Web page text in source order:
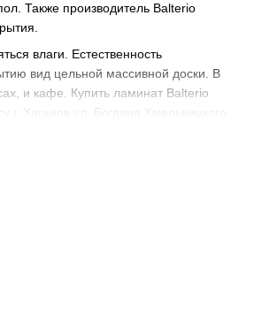
Также производитель Balterio
влаги. Естественность
вид цельной массивной доски. В
и кафе. Купить ламинат Balterio
Харьков ул. Богдана Хмельницкого